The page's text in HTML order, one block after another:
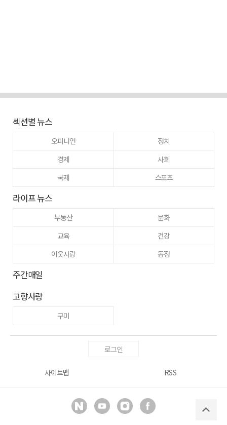
섹션별 뉴스
오피니언
정치
경제
사회
국제
스포츠
라이프 뉴스
부동산
문화
교육
건강
이웃사랑
동정
주간매일
고향사랑
구미
로그인
사이트맵 RSS